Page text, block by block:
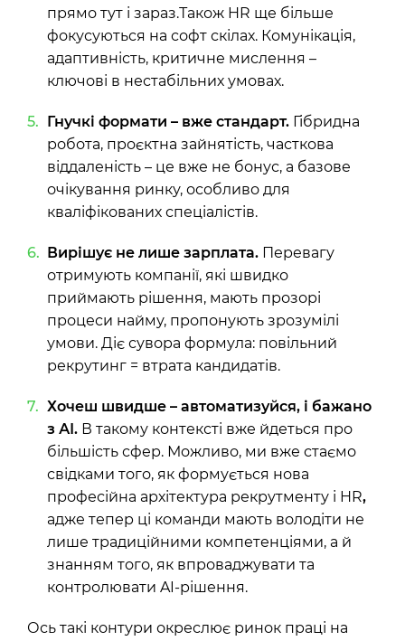
прямо тут і зараз.Також HR ще більше
фокусуються на софт скілах. Комунікація,
адаптивність, критичне мислення –
ключові в нестабільних умовах.
Гнучкі формати – вже стандарт. Гібридна
робота, проєктна зайнятість, часткова
віддаленість – це вже не бонус, а базове
очікування ринку, особливо для
кваліфікованих спеціалістів.
Вирішує не лише зарплата. Перевагу
отримують компанії, які швидко
приймають рішення, мають прозорі
процеси найму, пропонують зрозумілі
умови. Діє сувора формула: повільний
рекрутинг = втрата кандидатів.
Хочеш швидше – автоматизуйся, і бажано
з АІ. В такому контексті вже йдеться про
більшість сфер. Можливо, ми вже стаємо
свідками того, як формується нова
професійна архітектура рекрутменту і HR,
адже тепер ці команди мають володіти не
лише традиційними компетенціями, а й
знанням того, як впроваджувати та
контролювати AI-рішення.
Ось такі контури окреслює ринок праці на